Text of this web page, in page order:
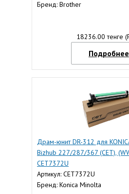
Бренд: Brother
18236.00 тенге
Подробнее
Драм-юнит DR-312 для
Bizhub 227/287/367 (CET),
CET7372U
Артикул: CET7372U
Бренд: Konica Minolta